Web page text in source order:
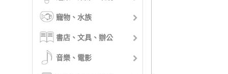
寵物、水族
書店、文具、辦公
音樂、電影